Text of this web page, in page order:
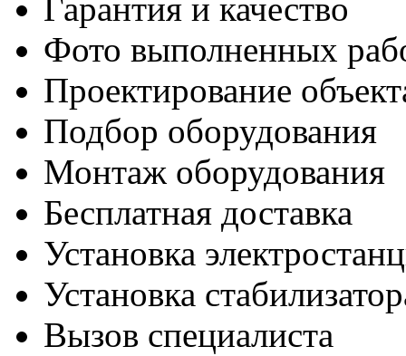
Гарантия и качество
Фото выполненных
Проектирование
Подбор оборудования
Монтаж оборудования
Бесплатная доставка
Установка
Установка
Вызов специалиста